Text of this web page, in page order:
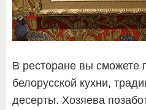
В ресторане вы сможете
белорусской кухни,
десерты. Хозяева